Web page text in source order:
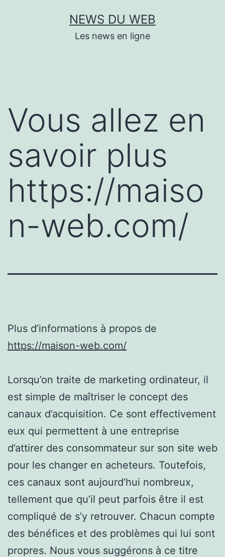
NEWS DU WEB
Les news en ligne
Vous allez en
savoir plus
https://maiso
n-web.com/
Plus d’informations à propos de
https://maison-web.com/
Lorsqu’on traite de marketing ordinateur, il
est simple de maîtriser le concept des
canaux d’acquisition. Ce sont effectivement
eux qui permettent à une entreprise
d’attirer des consommateur sur son site web
pour les changer en acheteurs. Toutefois,
ces canaux sont aujourd’hui nombreux,
tellement que qu’il peut parfois être il est
compliqué de s’y retrouver. Chacun compte
des bénéfices et des problèmes qui lui sont
propres. Nous vous suggérons à ce titre